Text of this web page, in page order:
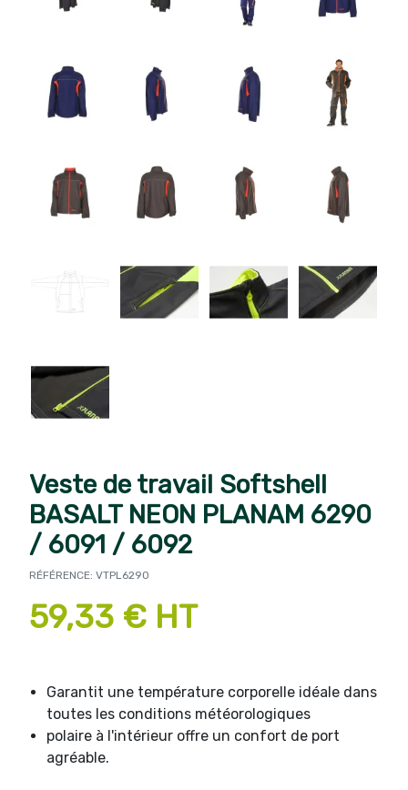
Veste de travail Softshell
BASALT NEON PLANAM 6290
/ 6091 / 6092
RÉFÉRENCE: VTPL6290
59,33 € HT
Garantit une température corporelle idéale dans
toutes les conditions météorologiques
polaire à l'intérieur offre un confort de port
agréable.